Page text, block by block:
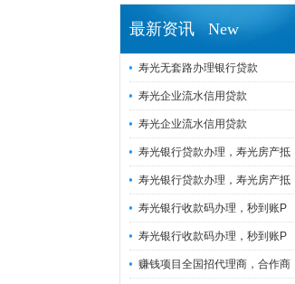
最新资讯 New
寿光无套路办理银行贷款
寿光企业流水信用贷款
寿光企业流水信用贷款
寿光银行贷款办理，寿光房产抵
寿光银行贷款办理，寿光房产抵
寿光银行收款码办理，秒到账P
寿光银行收款码办理，秒到账P
赚钱项目全国招代理商，合作商